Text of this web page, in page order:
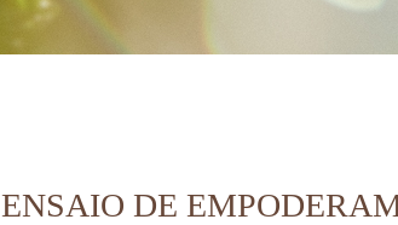
ENSAIO DE